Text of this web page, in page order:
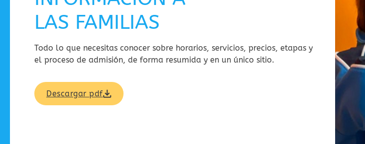
LAS FAMILIAS
Todo lo que necesitas conocer sobre horarios, servicios, precios, etapas y
el proceso de admisión, de forma resumida y en un único sitio.
Descargar pdf